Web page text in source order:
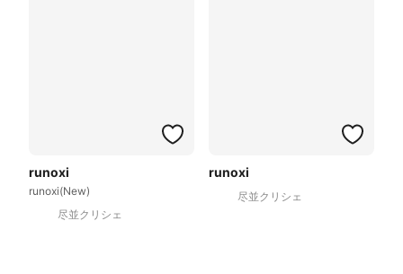
runoxi
runoxi(New)
尽並クリシェ
runoxi
尽並クリシェ